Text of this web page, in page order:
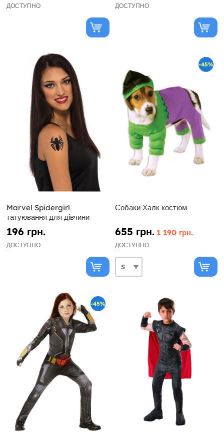
ДОСТУПНО ДОСТУПНО
Marvel Spidergirl
татуювання для дівчини
196 грн.
ДОСТУПНО
-45%
Собаки Халк костюм
655 грн. 1 190 грн.
ДОСТУПНО
-45%